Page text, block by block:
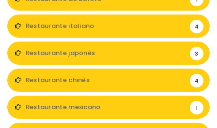
Restaurante italiano 4
Restaurante japonês 3
Restaurante chinês 4
Restaurante mexicano 1